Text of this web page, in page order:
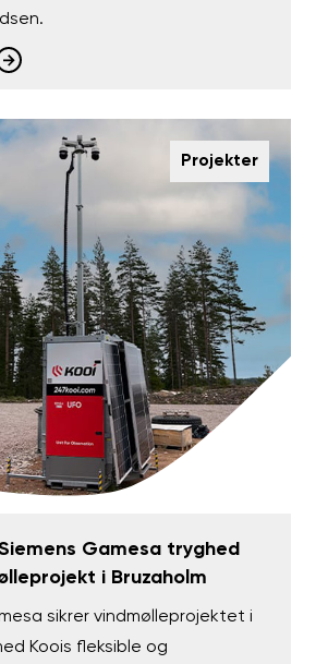
Projekter
Gamesa tryghed
i Bruzaholm
sikrer vindmølleprojektet i
Koois fleksible og